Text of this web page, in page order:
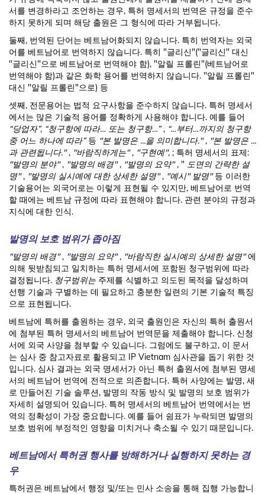
서를 변경하라고 조언하는 경우, 특허 명세서의 번역은 규정을 준수
하지 못하게 되며 해당 출원은 그 형식에 따라 거부됩니다.
둘째, 번역된 단어는 베트남어화되지 않습니다. 특히 번역자는 외국
어를 베트남어로 번역하지 않습니다. 특히 "글리신"("글리신" 대신
"글리신"으로 베트남어로 번역해야 함), "알릴 프롤린"(베트남어로
번역해야 함)과 같은 화학 용어를 번역하지 않습니다. "알릴 프롤린"
대신 "알릴 프롤린"으로) 등
셋째, 전문용어는 법적 요구사항을 준수하지 않습니다. 특허 명세서
에서는 많은 기술적 용어를 정확하게 사용해야 합니다. 예를 들어
“당업자”, “청구항에 따라… 또는 청구항…”, “…부터…까지의 청구항
중 어느 하나에 따라” 등 "본 발명은 ...을 의미합니다.", "본 발명은 ...
과 관련됩니다.", "바람직하게는", "구현예", ; 특허 명세서의 표제:
"발명의 분야", "발명의 배경", "발명의 요약", " 도면의 간략한 설
명", "발명의 실시예에 대한 상세한 설명", "예시" 발명"등 이러한
기술용어는 외국어로는 이렇게 표현될 수 있지만, 베트남어로 번역
할 때에는 베트남 규정에 따라 표현해야 합니다. 관련 분야의 규정과
지식에 대한 인식.
발명의 보호 범위가 좁아짐
"발명의 배경", "발명의 요약", "바람직한 실시예의 상세한 설명"에
의해 뒷받침되고 일치하는 특허 명세서에 포함된 청구범위에 따라
결정됩니다. 청구범위는 주제를 식별하고 의도된 목적을 달성하며
선행 기술과 구별하는 데 필요하고 충분한 일련의 기본 기술적 특징
으로 표현됩니다.
베트남에 특허를 출원하는 경우, 외국 출원인은 자신의 특허 출원서
에 첨부된 특허 명세서의 베트남어 번역문을 제출해야 합니다. 신청
서에 외국 사양을 첨부할 수 있습니다. 그럼에도 불구하고, 이 문서
는 심사 중 참고자료로 활용되고 IP Vietnam 심사관을 돕기 위한 것
입니다. 심사 결과는 외국 명세서가 아닌 특허 출원서에 첨부된 명세
서의 베트남어 번역에 전적으로 의존합니다. 특허 사양에는 발명, 새
로 만들어진 기술 솔루션, 발명의 작동 방식 및 발명의 보호 범위가
자세히 설명되어 있습니다. 특허 명세서의 베트남어 번역에서는 번
역의 정확성이 가장 중요합니다. 예를 들어 쉼표가 누락되면 발명의
보호 범위에 부정적인 영향을 미치거나 축소될 수 있기 때문입니다.
베트남에서 특허권 행사를 방해하거나 실행하지 못하는 경
우
특허권은 베트남에서 행정 및/또는 민사 소송을 통해 집행 가능합니